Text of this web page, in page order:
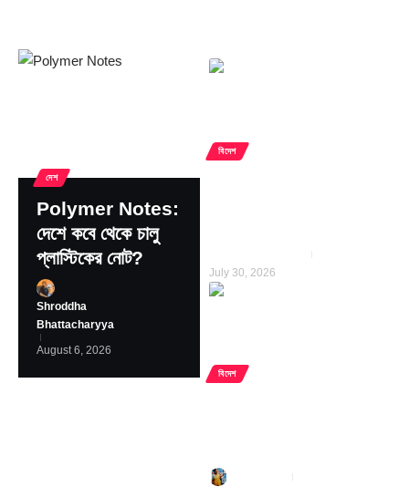
দেশ
Polymer Notes:
দেশে কবে থেকে চালু
প্লাস্টিকের নোট?
Shroddha
Bhattacharyya
August 6, 2026
বিদেশ
July 30, 2026
বিদেশ
Aditi Singha